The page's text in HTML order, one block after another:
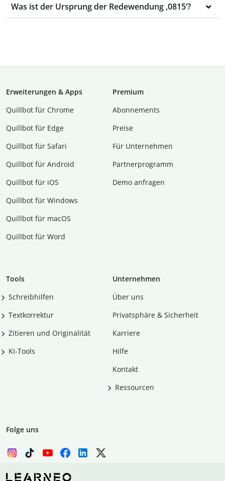
Was ist der Ursprung der Redewendung ‚0815‘?
Erweiterungen & Apps
Quillbot für Chrome
Quillbot für Edge
Quillbot für Safari
Quillbot für Android
Quillbot für iOS
Quillbot für Windows
Quillbot für macOS
Quillbot für Word
Premium
Abon­ne­ments
Preise
Für Unternehmen
Partnerprogramm
Demo anfragen
Tools
Schreibhilfen
Textkorrektur
Zitieren und Originalität
KI-Tools
Unternehmen
Über uns
Privatsphäre & Sicherheit
Karriere
Hilfe
Kontakt
Ressourcen
Folge uns